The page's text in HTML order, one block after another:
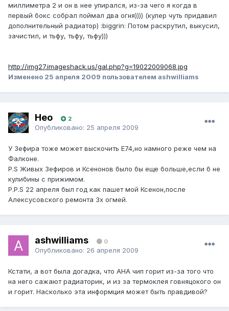
миллиметра 2 и он в нее упирался, из-за чего я когда в
первый бокс собрал поймал два огня)))) (кулер чуть придавил
дополнительный радиатор) :biggrin: Потом раскрутил, выкусил,
зачистил, и тьфу, тьфу, тьфу)))
http://img27.imageshack.us/gal.php?g=19022009068.jpg
Изменено 25 апреля 2009 пользователем ashwilliams
Нео 2
Опубликовано: 25 апреля 2009
У Зефира тоже может выскочить Е74,но намного реже чем на
Фалконе.
P.S Живых Зефиров и Ксенонов было бы еще больше,если б не
кулибины с прижимом.
P.P.S 22 апреля был год как пашет мой Ксенон,после
Алексусовского ремонта 3х огмей.
ashwilliams 0
Опубликовано: 26 апреля 2009
Кстати, а вот была догадка, что AHA чип горит из-за того что
на него сажают радиаторик, и из за термоклея говняцокого он
и горит. Насколько эта информция может быть правдивой?